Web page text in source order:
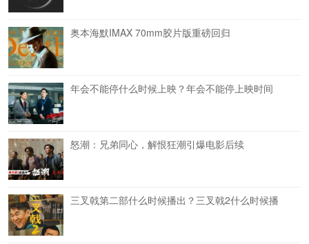
奥本海默IMAX 70mm胶片版重磅回归
年会不能停什么时候上映？年会不能停上映时间
怒潮：兄弟同心，解恨狂潮引爆电影后续
三叉戟第二部什么时候播出？三叉戟2什么时候播